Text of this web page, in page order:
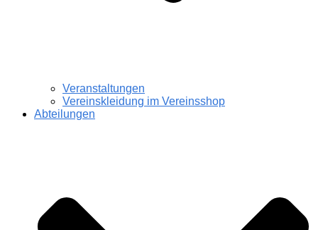
Veranstaltungen
Vereinskleidung im Vereinsshop
Abteilungen